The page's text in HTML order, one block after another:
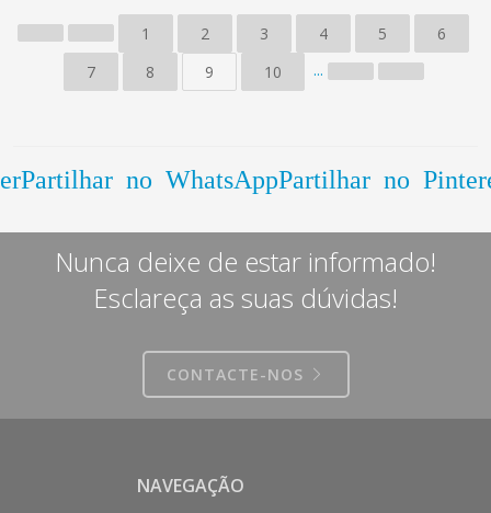
1 2 3 4 5
6
7
8 9 10 ...
Partilhar no WhatsAppPartilhar no
Nunca deixe de estar informado!
Esclareça as suas dúvidas!
CONTACTE-NOS
NAVEGAÇÃO